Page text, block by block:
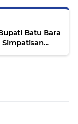
Batu Bara
Simpatisan